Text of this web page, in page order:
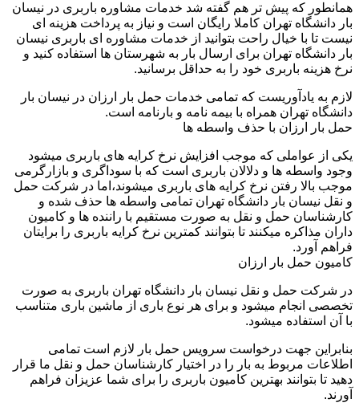
همانطور که پیش تر هم گفته شد خدمات مشاوره باربری در نیسان
بار دانشگاه تهران کاملا رایگان است و نیاز به پرداخت هزینه ای
نیست تا با خیال راحت بتوانید از خدمات مشاوره ای باربری نیسان
بار دانشگاه تهران برای ارسال بار به شهرستان ها استفاده کنید و
نرخ هزینه باربری خود را به حداقل برسانید.
لازم به یادآوریست که تمامی خدمات حمل بار ارزان در نیسان بار
دانشگاه تهران همراه با بیمه نامه و بارنامه است.
حمل بار ارزان با حذف واسطه ها
یکی از عواملی که موجب افزایش نرخ کرایه های باربری میشود
وجود واسطه ها و دلالان باربری است که با سوداگری و بازارگرمی
موجب بالا رفتن نرخ کرایه های باربری میشوند،اما در شرکت حمل
و نقل نیسان بار دانشگاه تهران تمامی واسطه ها حذف شده و
کارشناسان حمل و نقل به صورت مستقیم با راننده ها و کامیون
داران مذاکره میکنند تا بتوانند کمترین نرخ کرایه باربری را برایتان
فراهم آورد.
کامیون حمل بار ارزان
در شرکت حمل و نقل نیسان بار دانشگاه تهران باربری به صورت
تخصصی انجام میشود و برای هر نوع باری از ماشین باری متناسب
با آن استفاده میشود.
بنابراین جهت درخواست سرویس حمل بار لازم است تمامی
اطلاعات مربوط به بار را در اختیار کارشناسان حمل و نقل ما قرار
دهید تا بتوانند بهترین کامیون باربری را برای شما عزیزان فراهم
آورند.